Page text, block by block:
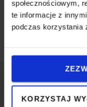
społecznościowym,
te informacje z
podczas korzystania
KORZYSTAJ
Wysokość:25,5 cm
Szerokość:23 cm
Długość :26,3cm